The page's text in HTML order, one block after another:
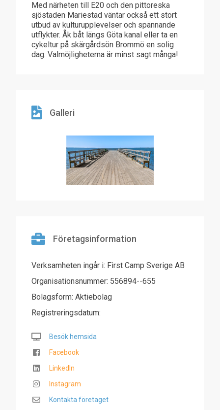
Med närheten till E20 och den pittoreska
sjöstaden Mariestad väntar också ett stort
utbud av kulturupplevelser och spännande
utflykter. Åk båt längs Göta kanal eller ta en
cykeltur på skärgårdsön Brommö en solig
dag. Valmöjligheterna är minst sagt många!
Galleri
Företagsinformation
Verksamheten ingår i: First Camp Sverige AB
Organisationsnummer: 556894--655
Bolagsform: Aktiebolag
Registreringsdatum:
Besök hemsida
Facebook
LinkedIn
Instagram
Kontakta företaget